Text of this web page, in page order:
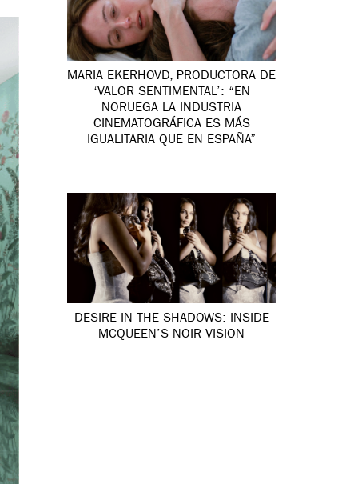
MARIA EKERHOVD, PRODUCTORA DE
‘VALOR SENTIMENTAL’: “EN
NORUEGA LA INDUSTRIA
CINEMATOGRÁFICA ES MÁS
IGUALITARIA QUE EN ESPAÑA”
DESIRE IN THE SHADOWS: INSIDE
MCQUEEN’S NOIR VISION